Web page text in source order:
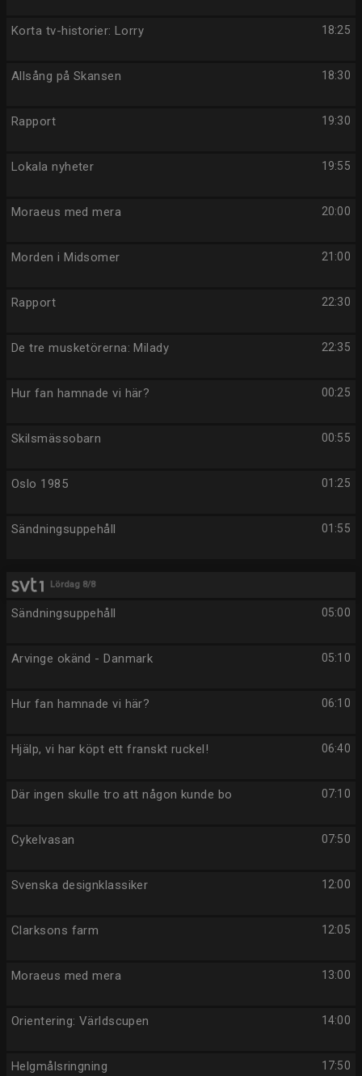
18:25
Korta tv-historier: Lorry
18:30
Allsång på Skansen
19:30
Rapport
19:55
Lokala nyheter
20:00
Moraeus med mera
21:00
Morden i Midsomer
22:30
Rapport
22:35
De tre musketörerna: Milady
00:25
Hur fan hamnade vi här?
00:55
Skilsmässobarn
01:25
Oslo 1985
01:55
Sändningsuppehåll
Lördag 8/8
05:00
Sändningsuppehåll
05:10
Arvinge okänd - Danmark
06:10
Hur fan hamnade vi här?
06:40
Hjälp, vi har köpt ett franskt ruckel!
07:10
Där ingen skulle tro att någon kunde bo
07:50
Cykelvasan
12:00
Svenska designklassiker
12:05
Clarksons farm
13:00
Moraeus med mera
14:00
Orientering: Världscupen
17:50
Helgmålsringning